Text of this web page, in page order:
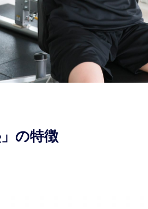
の特徴